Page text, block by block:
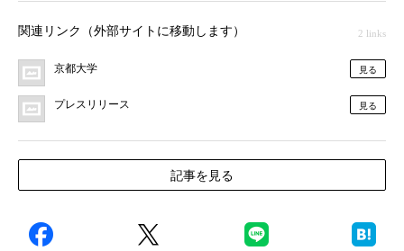
関連リンク（外部サイトに移動します） 2 links
京都大学 見る
プレスリリース 見る
記事を見る